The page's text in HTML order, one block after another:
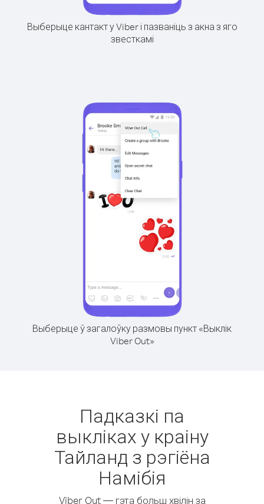
Выберыце кантакт у Viber і пазваніць з акна з яго
звесткамі
Выберыце ў загалоўку размовы пункт «Выклік
Viber Out»
Падказкі па
выкліках у краіну
Тайланд з рэгіёна
Намібія
Viber Out — гэта больш хвілін за